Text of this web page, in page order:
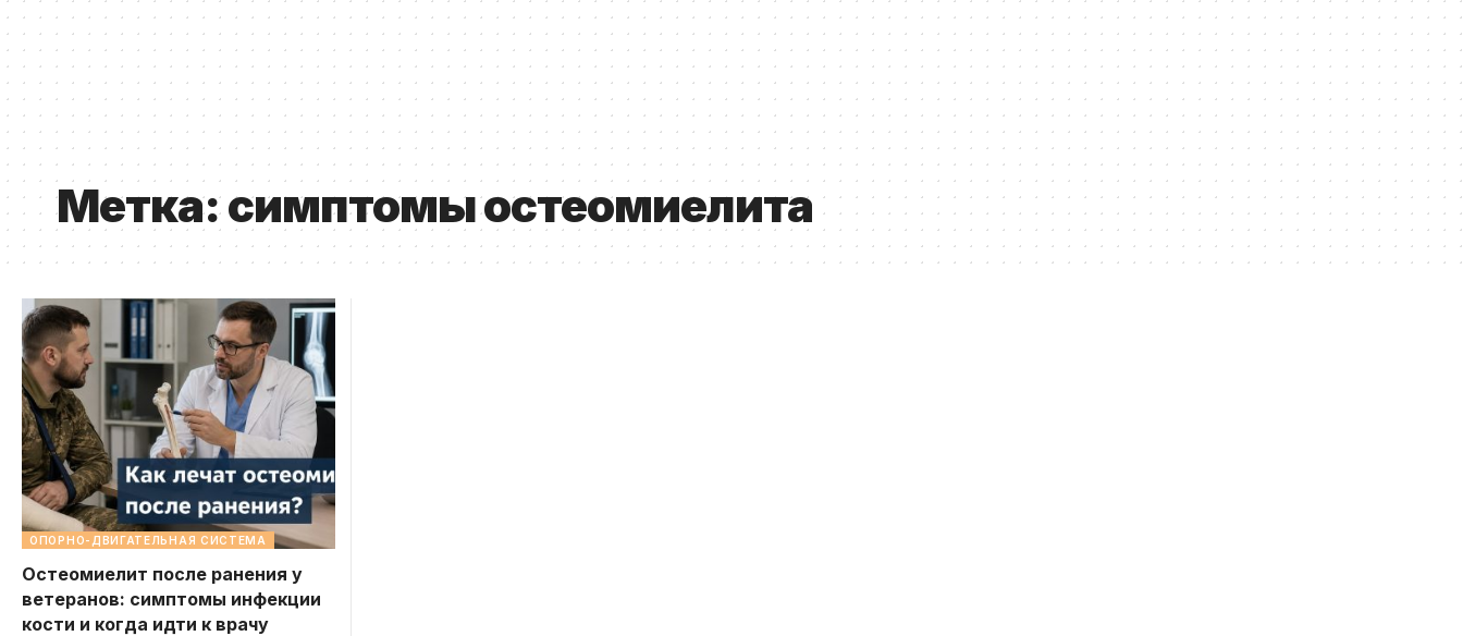
Метка:симптомы остеомиелита
ОПОРНО-ДВИГАТЕЛЬНАЯ СИСТЕМА
Остеомиелит после ранения у
ветеранов: симптомы инфекции
кости и когда идти к врачу